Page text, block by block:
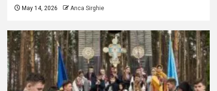
May 14, 2026 Anca Sirghie